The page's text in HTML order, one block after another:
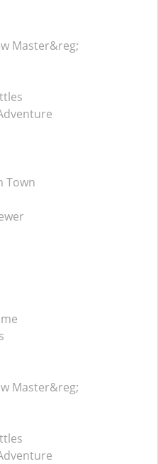
Master&reg;
Town
Master&reg;